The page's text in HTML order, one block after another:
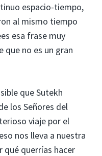
espacio-tiempo,
al mismo tiempo
esa frase muy
que no es un gran
que Sutekh
los Señores del
viaje por el
nos lleva a nuestra
qué querrías hacer